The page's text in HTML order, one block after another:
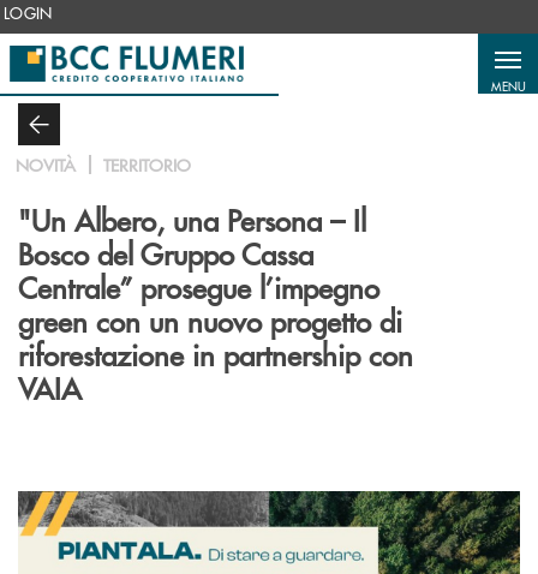
Salta al contenuto principale
LOGIN
MENU
NOVITÀ TERRITORIO
"Un Albero, una Persona – Il
Bosco del Gruppo Cassa
Centrale” prosegue l’impegno
green con un nuovo progetto di
riforestazione in partnership con
VAIA